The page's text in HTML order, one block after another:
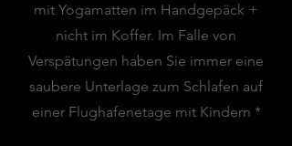
mit Yogamatten im Handgepäck +
nicht im Koffer. Im Falle von
Verspätungen haben Sie immer eine
saubere Unterlage zum Schlafen auf
einer Flughafenetage mit Kindern *